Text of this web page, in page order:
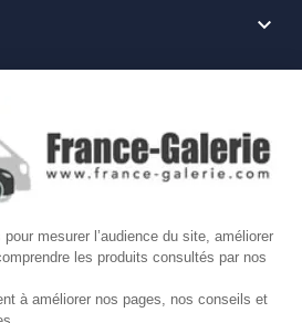
mesurer l’audience du site, améliorer
les produits consultés par nos
à améliorer nos pages, nos conseils et


D'INFORMATIONS